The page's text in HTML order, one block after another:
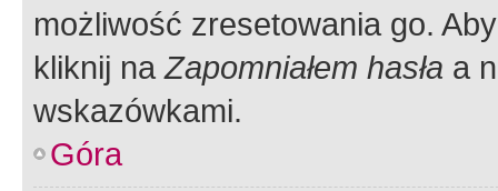
możliwość zresetowania go.
kliknij naZapomniałem hasła a
wskazówkami.
Góra